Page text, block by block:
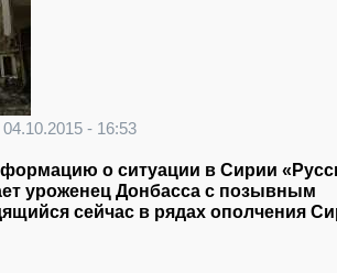
- 16:53
о ситуации в Сирии
уроженец Донбасса с позывным
сейчас в рядах ополчения